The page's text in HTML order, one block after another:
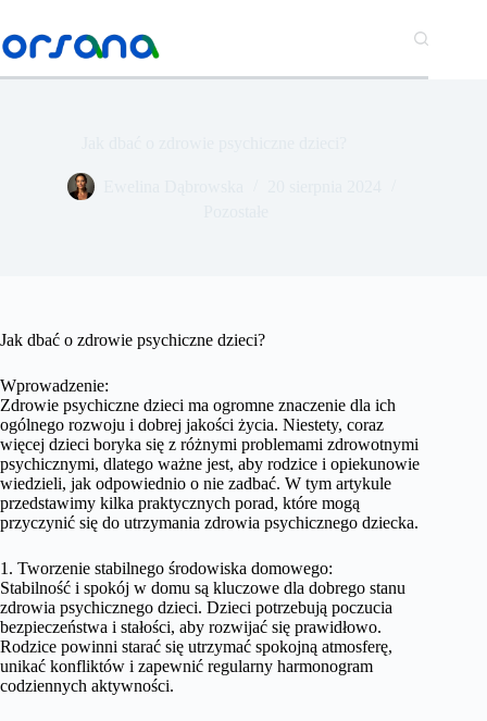
treści
Jak dbać o zdrowie psychiczne dzieci?
Wprowadzenie:
Zdrowie psychiczne dzieci ma ogromne znaczenie dla ich
ogólnego rozwoju i dobrej jakości życia. Niestety, coraz
więcej dzieci boryka się z różnymi problemami zdrowotnymi
psychicznymi, dlatego ważne jest, aby rodzice i opiekunowie
wiedzieli, jak odpowiednio o nie zadbać. W tym artykule
przedstawimy kilka praktycznych porad, które mogą
przyczynić się do utrzymania zdrowia psychicznego dziecka.
1. Tworzenie stabilnego środowiska domowego:
Stabilność i spokój w domu są kluczowe dla dobrego stanu
zdrowia psychicznego dzieci. Dzieci potrzebują poczucia
bezpieczeństwa i stałości, aby rozwijać się prawidłowo.
Rodzice powinni starać się utrzymać spokojną atmosferę,
unikać konfliktów i zapewnić regularny harmonogram
codziennych aktywności.